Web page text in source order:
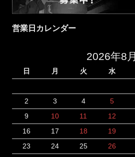
営業日カレンダー
2026年8月
日 月 火 水
2
3 4 5
9
10 11 12
16
17 18 19
23
24 25 26